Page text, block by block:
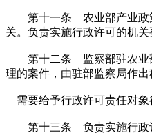
第十一条 农业部产业政策
关。负责实施行政许可的机
第十二条 监察部驻农业部
理的案件，由驻部监察局作出
需要给予行政许可责任对象
第十三条 负责实施行政许